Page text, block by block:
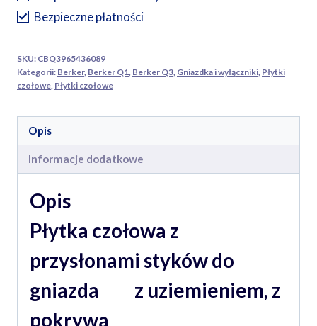
przysłonami
styków
gniazda
z
pokrywą
biała
Bezpieczne płatności
SKU: CBQ3965436089
Kategorii: Berker, Berker Q1 Berker Q3 Gniazdka i wyłączniki Płytki
czołowe Płytki czołowe
Opis
Informacje dodatkowe
Opis
Płytka czołowa z
przysłonami styków do
gniazda z uziemieniem, z
pokrywą